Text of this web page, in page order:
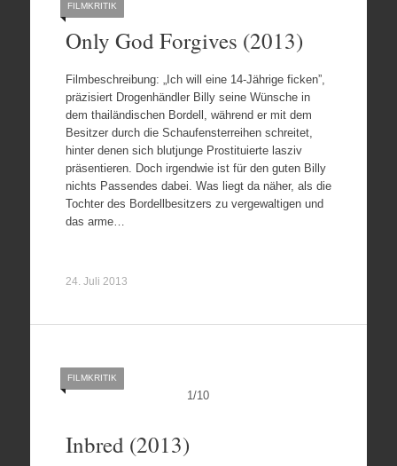
FILMKRITIK
Only God Forgives (2013)
Filmbeschreibung: „Ich will eine 14-Jährige ficken”,
präzisiert Drogenhändler Billy seine Wünsche in
dem thailändischen Bordell, während er mit dem
Besitzer durch die Schaufensterreihen schreitet,
hinter denen sich blutjunge Prostituierte lasziv
präsentieren. Doch irgendwie ist für den guten Billy
nichts Passendes dabei. Was liegt da näher, als die
Tochter des Bordellbesitzers zu vergewaltigen und
das arme…
24. Juli 2013
1/10
FILMKRITIK
Inbred (2013)